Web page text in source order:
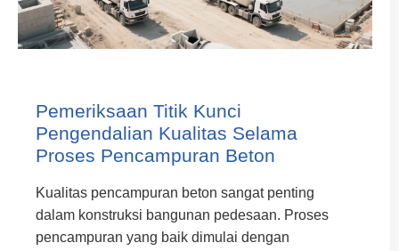
Pemeriksaan Titik Kunci
Pengendalian Kualitas Selama
Proses Pencampuran Beton
Kualitas pencampuran beton sangat penting
dalam konstruksi bangunan pedesaan. Proses
pencampuran yang baik dimulai dengan